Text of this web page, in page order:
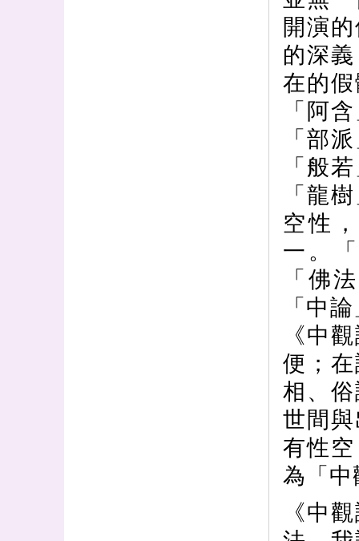
開演
的深
在的
「阿
「部
「般
「龍
空性
一。
「佛
「中
《中
便；
相、
世間
有性
為「中
《中